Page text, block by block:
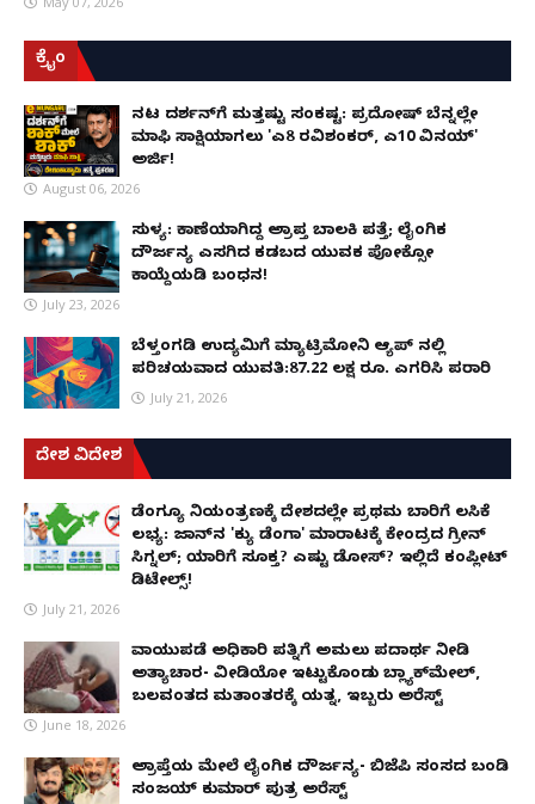
ಕ್ರೈಂ
ನಟ ದರ್ಶನ್‌ಗೆ ಮತ್ತಷ್ಟು ಸಂಕಷ್ಟ: ಪ್ರದೋಷ್ ಬೆನ್ನಲ್ಲೇ
ಮಾಫಿ ಸಾಕ್ಷಿಯಾಗಲು 'ಎ8 ರವಿಶಂಕರ್, ಎ10 ವಿನಯ್'
ಅರ್ಜಿ!
August 06, 2026
ಸುಳ್ಯ: ಕಾಣೆಯಾಗಿದ್ದ ಅಪ್ರಾಪ್ತ ಬಾಲಕಿ ಪತ್ತೆ; ಲೈಂಗಿಕ
ದೌರ್ಜನ್ಯ ಎಸಗಿದ ಕಡಬದ ಯುವಕ ಪೋಕ್ಸೋ
ಕಾಯ್ದೆಯಡಿ ಬಂಧನ!
July 23, 2026
ಬೆಳ್ತಂಗಡಿ ಉದ್ಯಮಿಗೆ ಮ್ಯಾಟ್ರಿಮೋನಿ ಆ್ಯಪ್ ನಲ್ಲಿ
ಪರಿಚಯವಾದ ಯುವತಿ:87.22 ಲಕ್ಷ ರೂ. ಎಗರಿಸಿ ಪರಾರಿ
July 21, 2026
ದೇಶ ವಿದೇಶ
ಡೆಂಗ್ಯೂ ನಿಯಂತ್ರಣಕ್ಕೆ ದೇಶದಲ್ಲೇ ಪ್ರಥಮ ಬಾರಿಗೆ ಲಸಿಕೆ
ಲಭ್ಯ: ಜಪಾನ್‌ನ 'ಕ್ಯು ಡೆಂಗಾ' ಮಾರಾಟಕ್ಕೆ ಕೇಂದ್ರದ ಗ್ರೀನ್
ಸಿಗ್ನಲ್; ಯಾರಿಗೆ ಸೂಕ್ತ? ಎಷ್ಟು ಡೋಸ್? ಇಲ್ಲಿದೆ ಕಂಪ್ಲೀಟ್
ಡಿಟೇಲ್ಸ್!
July 21, 2026
ವಾಯುಪಡೆ ಅಧಿಕಾರಿ ಪತ್ನಿಗೆ ಅಮಲು ಪದಾರ್ಥ ನೀಡಿ
ಅತ್ಯಾಚಾರ- ವೀಡಿಯೋ ಇಟ್ಟುಕೊಂಡು ಬ್ಲ್ಯಾಕ್‌ಮೇಲ್,
ಬಲವಂತದ ಮತಾಂತರಕ್ಕೆ ಯತ್ನ, ಇಬ್ಬರು ಅರೆಸ್ಟ್
June 18, 2026
ಅಪ್ರಾಪ್ತೆಯ ಮೇಲೆ ಲೈಂಗಿಕ ದೌರ್ಜನ್ಯ- ಬಿಜೆಪಿ ಸಂಸದ ಬಂಡಿ
ಸಂಜಯ್ ಕುಮಾರ್ ಪುತ್ರ ಅರೆಸ್ಟ್